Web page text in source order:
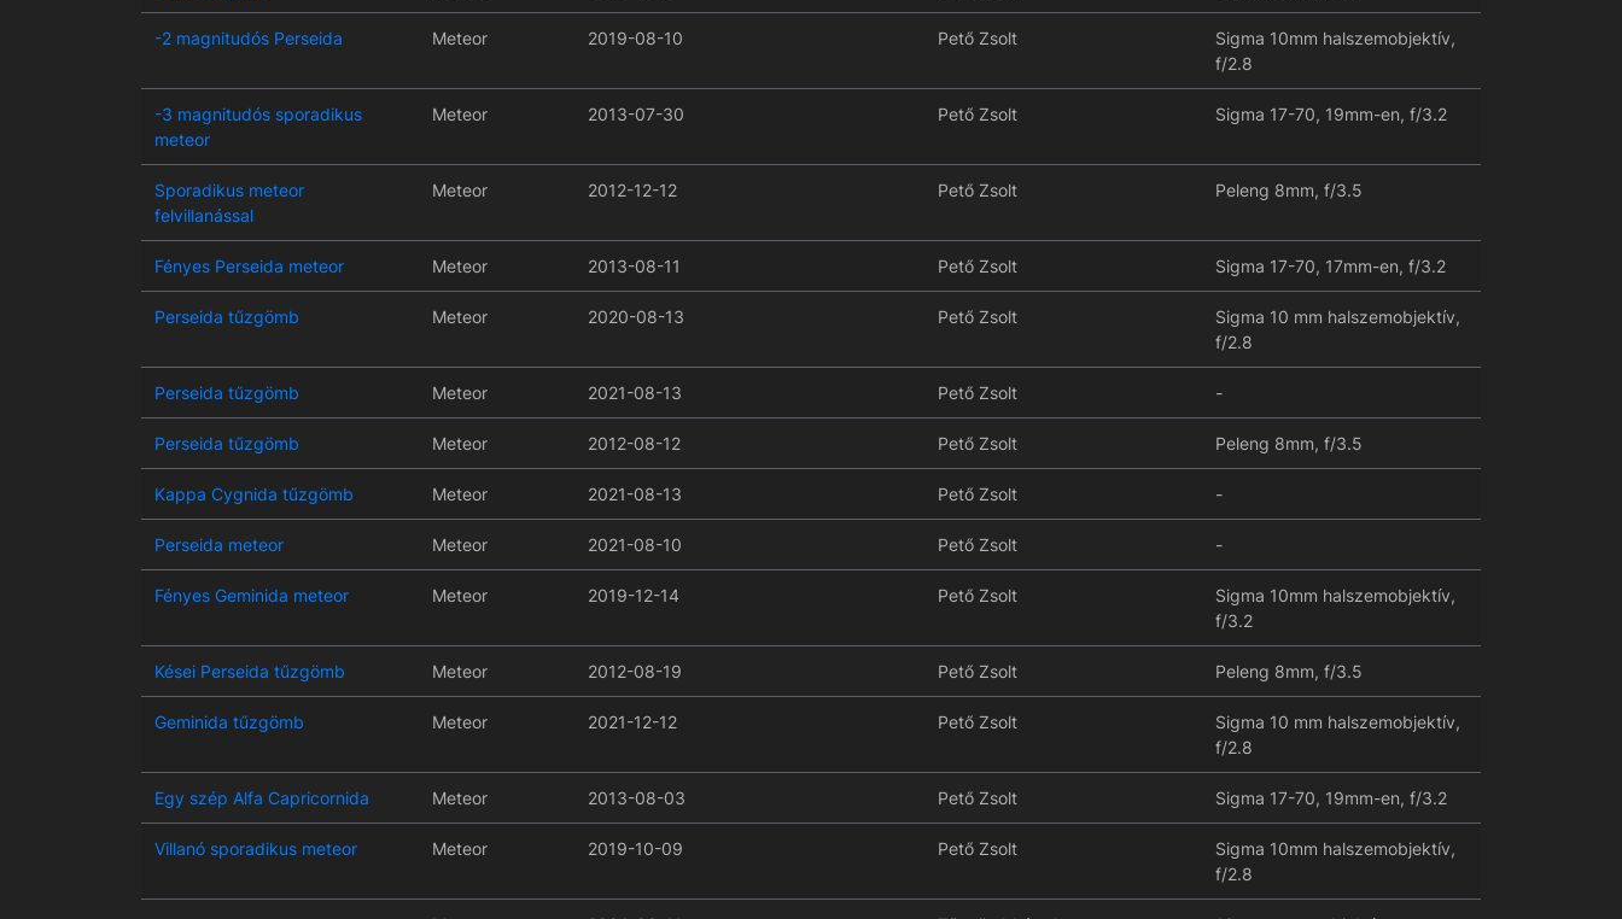
-2 magnitudós Perseida Meteor 2019-08-10 Pető Zsolt
Sigma 10mm halszemobjektív,
f/2.8
-3 magnitudós sporadikus
meteor
Meteor 2013-07-30 Pető Zsolt Sigma 17-70, 19mm-en, f/3.2
Sporadikus meteor
felvillanással
Meteor 2012-12-12 Pető Zsolt Peleng 8mm, f/3.5
Fényes Perseida meteor Meteor 2013-08-11 Pető Zsolt Sigma 17-70, 17mm-en, f/3.2
Perseida tűzgömb Meteor 2020-08-13 Pető Zsolt
Sigma 10 mm halszemobjektív,
f/2.8
Perseida tűzgömb Meteor 2021-08-13 Pető Zsolt -
Perseida tűzgömb Meteor 2012-08-12 Pető Zsolt Peleng 8mm, f/3.5
Kappa Cygnida tűzgömb Meteor 2021-08-13 Pető Zsolt -
Perseida meteor Meteor 2021-08-10 Pető Zsolt -
Fényes Geminida meteor Meteor 2019-12-14 Pető Zsolt
Sigma 10mm halszemobjektív,
f/3.2
Kései Perseida tűzgömb Meteor 2012-08-19 Pető Zsolt Peleng 8mm, f/3.5
Geminida tűzgömb Meteor 2021-12-12 Pető Zsolt
Sigma 10 mm halszemobjektív,
f/2.8
Egy szép Alfa Capricornida Meteor 2013-08-03 Pető Zsolt Sigma 17-70, 19mm-en, f/3.2
Villanó sporadikus meteor Meteor 2019-10-09 Pető Zsolt
Sigma 10mm halszemobjektív,
f/2.8